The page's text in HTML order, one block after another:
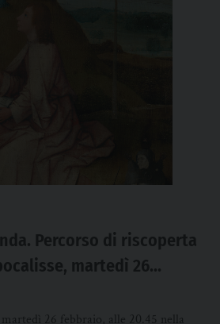
Percorso di riscoperta
martedì 26
26 febbraio, alle 20.45 nella